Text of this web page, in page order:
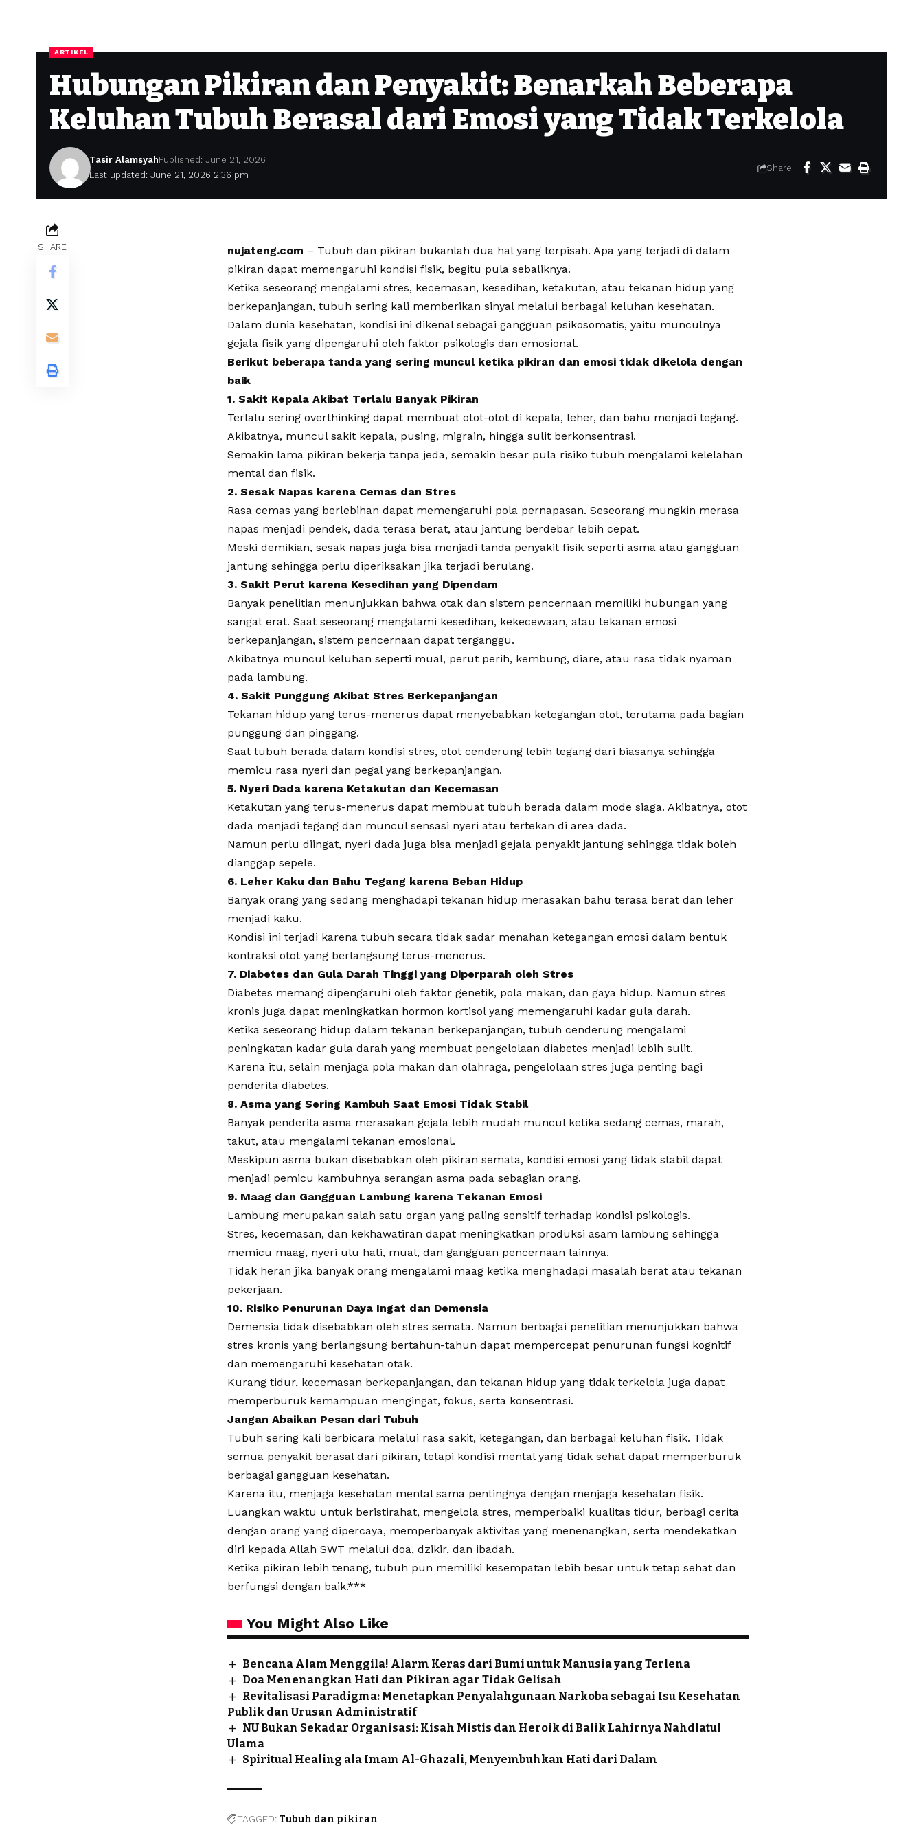
ARTIKEL
Hubungan Pikiran dan Penyakit: Benarkah Beberapa
Keluhan Tubuh Berasal dari Emosi yang Tidak Terkelola
Last updated: June 21, 2026 2:36 pm
Tasir AlamsyahPublished: June 21, 2026
Share
SHARE nujateng.com – Tubuh dan pikiran bukanlah dua hal yang terpisah. Apa yang terjadi di dalam
pikiran dapat memengaruhi kondisi fisik, begitu pula sebaliknya.
Ketika seseorang mengalami stres, kecemasan, kesedihan, ketakutan, atau tekanan hidup yang
berkepanjangan, tubuh sering kali memberikan sinyal melalui berbagai keluhan kesehatan.
Dalam dunia kesehatan, kondisi ini dikenal sebagai gangguan psikosomatis, yaitu munculnya
gejala fisik yang dipengaruhi oleh faktor psikologis dan emosional.
Berikut beberapa tanda yang sering muncul ketika pikiran dan emosi tidak dikelola dengan
baik
1. Sakit Kepala Akibat Terlalu Banyak Pikiran
Terlalu sering overthinking dapat membuat otot-otot di kepala, leher, dan bahu menjadi tegang.
Akibatnya, muncul sakit kepala, pusing, migrain, hingga sulit berkonsentrasi.
Semakin lama pikiran bekerja tanpa jeda, semakin besar pula risiko tubuh mengalami kelelahan
mental dan fisik.
2. Sesak Napas karena Cemas dan Stres
Rasa cemas yang berlebihan dapat memengaruhi pola pernapasan. Seseorang mungkin merasa
napas menjadi pendek, dada terasa berat, atau jantung berdebar lebih cepat.
Meski demikian, sesak napas juga bisa menjadi tanda penyakit fisik seperti asma atau gangguan
jantung sehingga perlu diperiksakan jika terjadi berulang.
3. Sakit Perut karena Kesedihan yang Dipendam
Banyak penelitian menunjukkan bahwa otak dan sistem pencernaan memiliki hubungan yang
sangat erat. Saat seseorang mengalami kesedihan, kekecewaan, atau tekanan emosi
berkepanjangan, sistem pencernaan dapat terganggu.
Akibatnya muncul keluhan seperti mual, perut perih, kembung, diare, atau rasa tidak nyaman
pada lambung.
4. Sakit Punggung Akibat Stres Berkepanjangan
Tekanan hidup yang terus-menerus dapat menyebabkan ketegangan otot, terutama pada bagian
punggung dan pinggang.
Saat tubuh berada dalam kondisi stres, otot cenderung lebih tegang dari biasanya sehingga
memicu rasa nyeri dan pegal yang berkepanjangan.
5. Nyeri Dada karena Ketakutan dan Kecemasan
Ketakutan yang terus-menerus dapat membuat tubuh berada dalam mode siaga. Akibatnya, otot
dada menjadi tegang dan muncul sensasi nyeri atau tertekan di area dada.
Namun perlu diingat, nyeri dada juga bisa menjadi gejala penyakit jantung sehingga tidak boleh
dianggap sepele.
6. Leher Kaku dan Bahu Tegang karena Beban Hidup
Banyak orang yang sedang menghadapi tekanan hidup merasakan bahu terasa berat dan leher
menjadi kaku.
Kondisi ini terjadi karena tubuh secara tidak sadar menahan ketegangan emosi dalam bentuk
kontraksi otot yang berlangsung terus-menerus.
7. Diabetes dan Gula Darah Tinggi yang Diperparah oleh Stres
Diabetes memang dipengaruhi oleh faktor genetik, pola makan, dan gaya hidup. Namun stres
kronis juga dapat meningkatkan hormon kortisol yang memengaruhi kadar gula darah.
Ketika seseorang hidup dalam tekanan berkepanjangan, tubuh cenderung mengalami
peningkatan kadar gula darah yang membuat pengelolaan diabetes menjadi lebih sulit.
Karena itu, selain menjaga pola makan dan olahraga, pengelolaan stres juga penting bagi
penderita diabetes.
8. Asma yang Sering Kambuh Saat Emosi Tidak Stabil
Banyak penderita asma merasakan gejala lebih mudah muncul ketika sedang cemas, marah,
takut, atau mengalami tekanan emosional.
Meskipun asma bukan disebabkan oleh pikiran semata, kondisi emosi yang tidak stabil dapat
menjadi pemicu kambuhnya serangan asma pada sebagian orang.
9. Maag dan Gangguan Lambung karena Tekanan Emosi
Lambung merupakan salah satu organ yang paling sensitif terhadap kondisi psikologis.
Stres, kecemasan, dan kekhawatiran dapat meningkatkan produksi asam lambung sehingga
memicu maag, nyeri ulu hati, mual, dan gangguan pencernaan lainnya.
Tidak heran jika banyak orang mengalami maag ketika menghadapi masalah berat atau tekanan
pekerjaan.
10. Risiko Penurunan Daya Ingat dan Demensia
Demensia tidak disebabkan oleh stres semata. Namun berbagai penelitian menunjukkan bahwa
stres kronis yang berlangsung bertahun-tahun dapat mempercepat penurunan fungsi kognitif
dan memengaruhi kesehatan otak.
Kurang tidur, kecemasan berkepanjangan, dan tekanan hidup yang tidak terkelola juga dapat
memperburuk kemampuan mengingat, fokus, serta konsentrasi.
Jangan Abaikan Pesan dari Tubuh
Tubuh sering kali berbicara melalui rasa sakit, ketegangan, dan berbagai keluhan fisik. Tidak
semua penyakit berasal dari pikiran, tetapi kondisi mental yang tidak sehat dapat memperburuk
berbagai gangguan kesehatan.
Karena itu, menjaga kesehatan mental sama pentingnya dengan menjaga kesehatan fisik.
Luangkan waktu untuk beristirahat, mengelola stres, memperbaiki kualitas tidur, berbagi cerita
dengan orang yang dipercaya, memperbanyak aktivitas yang menenangkan, serta mendekatkan
diri kepada Allah SWT melalui doa, dzikir, dan ibadah.
Ketika pikiran lebih tenang, tubuh pun memiliki kesempatan lebih besar untuk tetap sehat dan
berfungsi dengan baik.***
You Might Also Like
Bencana Alam Menggila! Alarm Keras dari Bumi untuk Manusia yang Terlena
Doa Menenangkan Hati dan Pikiran agar Tidak Gelisah
Revitalisasi Paradigma: Menetapkan Penyalahgunaan Narkoba sebagai Isu Kesehatan
Publik dan Urusan Administratif
NU Bukan Sekadar Organisasi: Kisah Mistis dan Heroik di Balik Lahirnya Nahdlatul
Ulama
Spiritual Healing ala Imam Al-Ghazali, Menyembuhkan Hati dari Dalam
TAGGED: Tubuh dan pikiran